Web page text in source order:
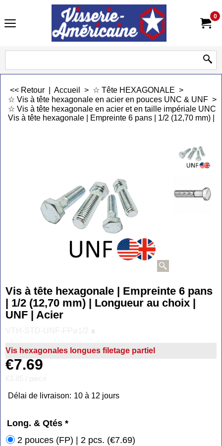
0
<< Retour Accueil > ☆ Tête HEXAGONALE >
☆ Vis à tête hexagonale en acier en pouces UNC & UNF >
☆ Vis à tête hexagonale en acier et en taille impériale UNC
Vis à tête hexagonale | Empreinte 6 pans | 1/2 (12,70 mm) |
Vis à tête hexagonale | Empreinte 6 pans
| 1/2 (12,70 mm) | Longueur au choix |
UNF | Acier
Vis hexagonales longues filetage partiel
€7.69
Délai de livraison: 10 à 12 jours
Long. & Qtés *
2 pouces (FP) | 2 pcs. (€7.69)